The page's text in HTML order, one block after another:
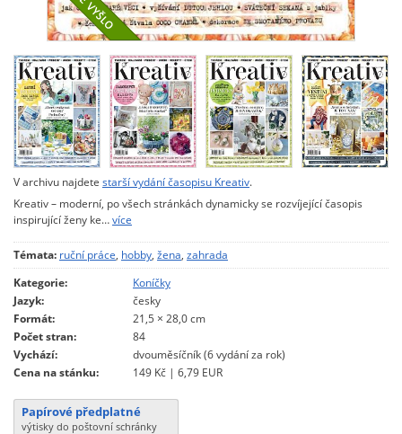
V archivu najdete starší vydání časopisu Kreativ.
Kreativ – moderní, po všech stránkách dynamicky se rozvíjející časopis
inspirující ženy ke…více
Témata: ruční práce, hobby, žena, zahrada
Kategorie:
Koníčky
Jazyk:
česky
Formát:
21,5 × 28,0 cm
Počet stran:
84
Vychází:
dvouměsíčník (6 vydání za rok)
Cena na stánku:
149 Kč | 6,79 EUR
Papírové předplatné
výtisky do poštovní schránky